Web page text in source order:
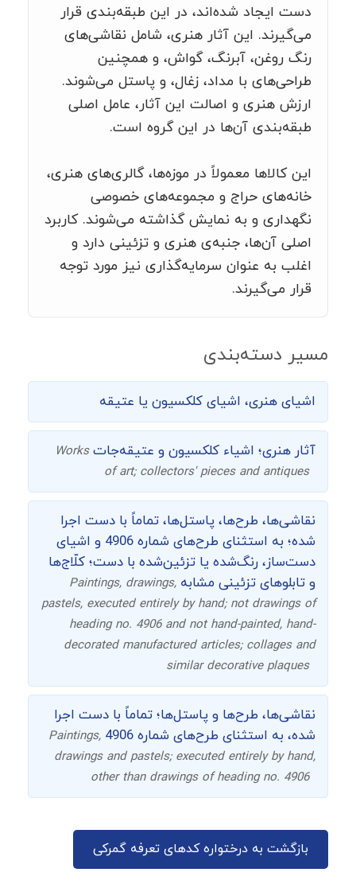
دست ایجاد شده‌اند، در این طبقه‌بندی قرار
می‌گیرند. این آثار هنری، شامل نقاشی‌های
رنگ روغن، آبرنگ، گواش، و همچنین
طراحی‌های با مداد، زغال، و پاستل می‌شوند.
ارزش هنری و اصالت این آثار، عامل اصلی
طبقه‌بندی آن‌ها در این گروه است.
این کالاها معمولاً در موزه‌ها، گالری‌های هنری،
خانه‌های حراج و مجموعه‌های خصوصی
نگهداری و به نمایش گذاشته می‌شوند. کاربرد
اصلی آن‌ها، جنبه‌ی هنری و تزئینی دارد و
اغلب به عنوان سرمایه‌گذاری نیز مورد توجه
قرار می‌گیرند.
مسیر دسته‌بندی
اشیای هنری، اشیای کلکسیون یا عتیقه
آثار هنری؛ اشیاء کلکسیون و عتیقه‌جاتWorks
of art; collectors' pieces and antiques
نقاشی‌ها، طرح‌ها، پاستل‌ها، تماماً با دست اجرا
شده؛ به استثنای طرح‌های شماره 4906 و اشیای
دست‌ساز، رنگ‌شده یا تزئین‌شده با دست؛ کلّاج‌ها
و تابلوهای تزئینی مشابه Paintings, drawings,
pastels, executed entirely by hand; not drawings of
heading no. 4906 and not hand-painted, hand-
decorated manufactured articles; collages and
similar decorative plaques
نقاشی‌ها، طرح‌ها و پاستل‌ها؛ تماماً با دست اجرا
شده، به استثنای طرح‌های شماره 4906
Paintings,
drawings and pastels; executed entirely by hand,
other than drawings of heading no. 4906
بازگشت به درختواره کدهای تعرفه گمرکی